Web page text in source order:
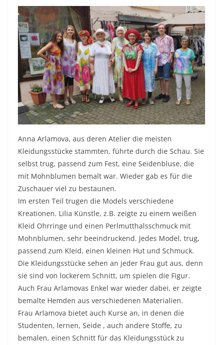
Anna Arlamova, aus deren Atelier die meisten
Kleidungsstücke stammten, führte durch die Schau. Sie
selbst trug, passend zum Fest, eine Seidenbluse, die
mit Mohnblumen bemalt war. Wieder gab es für die
Zuschauer viel zu bestaunen.
Im ersten Teil trugen die Models verschiedene
Kreationen. Lilia Künstle, z.B. zeigte zu einem weißen
Kleid Ohrringe und einen Perlmutthalsschmuck mit
Mohnblumen, sehr beeindruckend. Jedes Model, trug,
passend zum Kleid, einen kleinen Hut und Schmuck.
Die Kleidungsstücke sehen an jeder Frau gut aus, denn
sie sind von lockerem Schnitt, um spielen die Figur.
Auch Frau Arlamovas Enkel war wieder dabei, er zeigte
bemalte Hemden aus verschiedenen Materialien.
Frau Arlamova bietet auch Kurse an, in denen die
Studenten, lernen, Seide , auch andere Stoffe, zu
bemalen, einen Schnitt für das Kleidungsstück zu